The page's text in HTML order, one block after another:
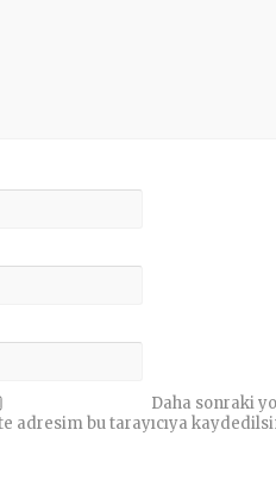
Daha sonraki
adresim bu tarayıcıya